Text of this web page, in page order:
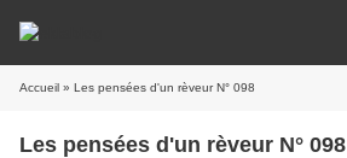
Accueil » Les pensées d'un rèveur N° 098
Les pensées d'un rèveur N° 098